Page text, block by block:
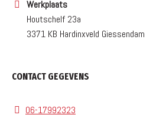
Werkplaats
Houtschelf 23a
3371 KB Hardinxveld Giessendam
CONTACT GEGEVENS
06-17992323